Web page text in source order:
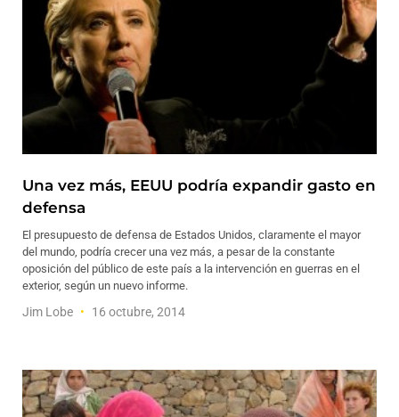
Una vez más, EEUU podría expandir gasto en
defensa
El presupuesto de defensa de Estados Unidos, claramente el mayor
del mundo, podría crecer una vez más, a pesar de la constante
oposición del público de este país a la intervención en guerras en el
exterior, según un nuevo informe.
Jim Lobe 16 octubre, 2014